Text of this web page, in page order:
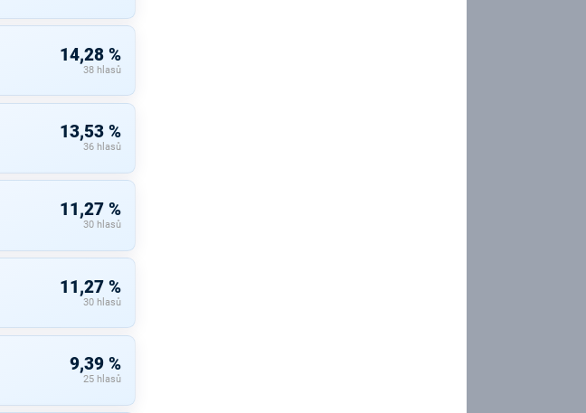
14,28 %
38 hlasů
13,53 %
36 hlasů
11,27 %
30 hlasů
11,27 %
30 hlasů
9,39 %
25 hlasů